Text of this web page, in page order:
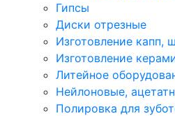
Гипсы
Диски отрезные
Изготовление капп,
Изготовление
Литейное
Нейлоновые,
Полировка для